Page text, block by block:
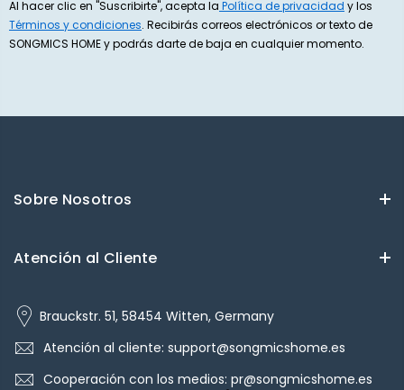
Al hacer clic en "Suscribirte", acepta la Política de privacidad y los
Términos y condiciones. Recibirás correos electrónicos or texto de
SONGMICS HOME y podrás darte de baja en cualquier momento.
Sobre Nosotros
Atención al Cliente
Brauckstr. 51, 58454 Witten, Germany
Atención al cliente: support@songmicshome.es
Cooperación con los medios: pr@songmicshome.es